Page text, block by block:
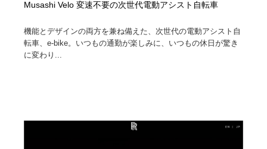
Musashi Velo 変速不要の次世代電動アシスト自転車
機能とデザインの両方を兼ね備えた、次世代の電動アシスト自
転車、e-bike。いつもの通勤が楽しみに、いつもの休日が驚き
に変わり...